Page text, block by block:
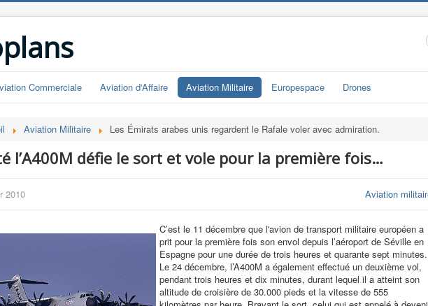
Commerciale Aviation d'Affaire Aviation Militaire Europespace Drones
Aviation Militaire Les Émirats arabes unis regardent le Rafale voler avec admiration.
l’A400M défie le sort et vole pour la première fois…
2010 Aviation
C’est le 11 décembre que l'avion de transport militaire européen a
prit pour la première fois son envol depuis l’aéroport de Séville en
Espagne pour une durée de trois heures et quarante sept minutes.
Le 24 décembre, l’A400M a également effectué un deuxième vol,
pendant trois heures et dix minutes, durant lequel il a atteint son
altitude de croisière de 30.000 pieds et la vitesse de 555